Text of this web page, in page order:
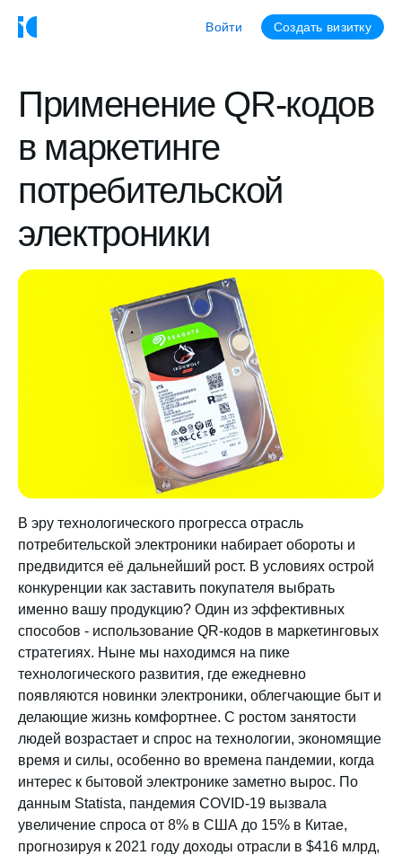
Войти Создать визитку
Применение QR-кодов
в маркетинге
потребительской
электроники
В эру технологического прогресса отрасль
потребительской электроники набирает обороты и
предвидится её дальнейший рост. В условиях острой
конкуренции как заставить покупателя выбрать
именно вашу продукцию? Один из эффективных
способов - использование QR-кодов в маркетинговых
стратегиях. Ныне мы находимся на пике
технологического развития, где ежедневно
появляются новинки электроники, облегчающие быт и
делающие жизнь комфортнее. С ростом занятости
людей возрастает и спрос на технологии, экономящие
время и силы, особенно во времена пандемии, когда
интерес к бытовой электронике заметно вырос. По
данным Statista, пандемия COVID-19 вызвала
увеличение спроса от 8% в США до 15% в Китае,
прогнозируя к 2021 году доходы отрасли в $416 млрд,